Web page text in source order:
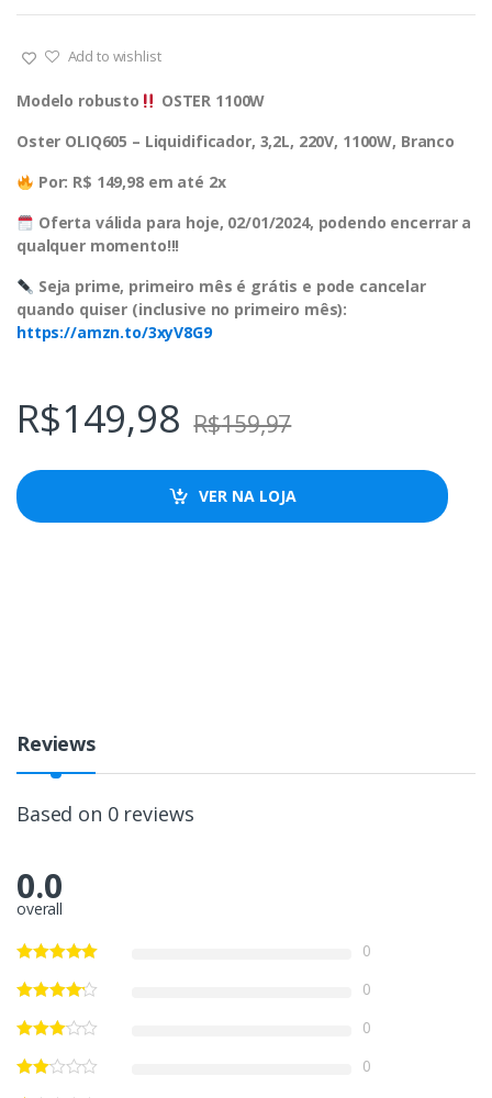
Add to wishlist
Modelo robusto
OSTER 1100W
Oster OLIQ605 – Liquidificador, 3,2L, 220V, 1100W, Branco
Por: R$ 149,98 em até 2x
Oferta válida para hoje, 02/01/2024, podendo encerrar a
qualquer momento!!!
Seja prime, primeiro mês é grátis e pode cancelar
quando quiser (inclusive no primeiro mês):
https://amzn.to/3xyV8G9
R$149,98 R$159,97
VER NA LOJA
Reviews
Based on 0 reviews
0.0
overall
0
0
0
0